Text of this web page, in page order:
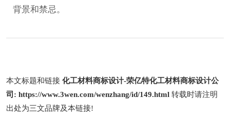
背景和禁忌。
本文标题和链接 化工材料商标设计-荣亿特化工材料商标设计公
司: https://www.3wen.com/wenzhang/id/149.html 转载时请注明
出处为三文品牌及本链接!